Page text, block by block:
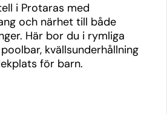
i Protaras med
och närhet till både
Här bor du i rymliga
kvällsunderhållning
för barn.